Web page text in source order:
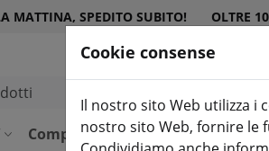
MATTINA, SPEDITO SUBITO! OLTRE
Componenti Attrezzatura
Cookie consense
Il nostro sito Web utilizza i
nostro sito Web, fornire le